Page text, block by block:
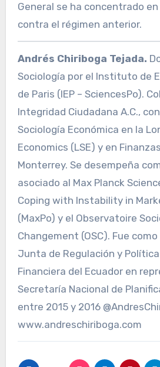
General se ha concentrado
contra el régimen anterior.
Andrés Chiriboga Tejada.
Sociología por el Instituto de
de Paris (IEP – SciencesPo).
Integridad Ciudadana A.C.,
Sociología Económica en la
Economics (LSE) y en
Monterrey. Se desempeña
asociado al Max Planck
Coping with Instability in
(MaxPo) y el Observatoire
Changement (OSC). Fue
Junta de Regulación y
Financiera del Ecuador en
Secretaría Nacional de
entre 2015 y 2016
www.andreschiriboga.com